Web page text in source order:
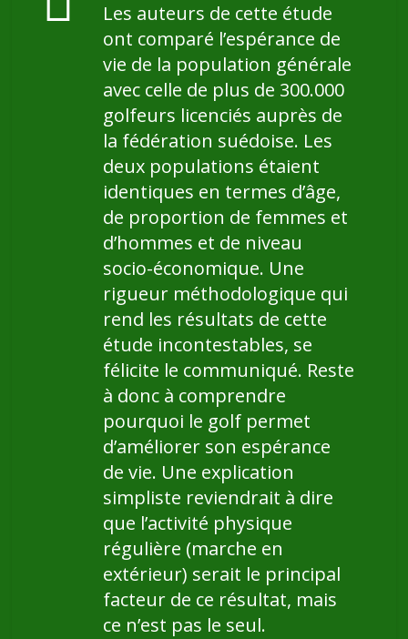
Les auteurs de cette étude
ont comparé l’espérance de
vie de la population générale
avec celle de plus de 300.000
golfeurs licenciés auprès de
la fédération suédoise. Les
deux populations étaient
identiques en termes d’âge,
de proportion de femmes et
d’hommes et de niveau
socio-économique. Une
rigueur méthodologique qui
rend les résultats de cette
étude incontestables, se
félicite le communiqué. Reste
à donc à comprendre
pourquoi le golf permet
d’améliorer son espérance
de vie. Une explication
simpliste reviendrait à dire
que l’activité physique
régulière (marche en
extérieur) serait le principal
facteur de ce résultat, mais
ce n’est pas le seul.